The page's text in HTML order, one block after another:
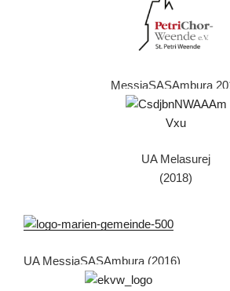
MessiaSASAmbura
UA Melasurej
(2018)
UA MessiaSASAmbura (2016)